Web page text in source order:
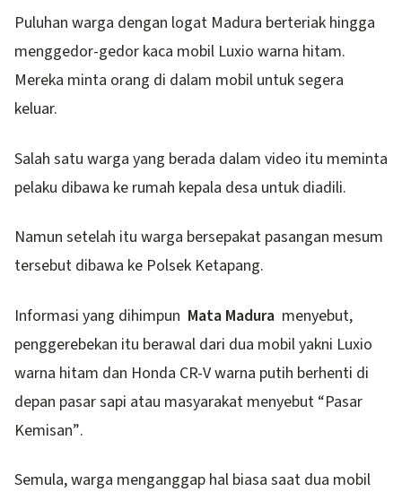
Puluhan warga dengan logat Madura berteriak hingga
menggedor-gedor kaca mobil Luxio warna hitam.
Mereka minta orang di dalam mobil untuk segera
keluar.
Salah satu warga yang berada dalam video itu meminta
pelaku dibawa ke rumah kepala desa untuk diadili.
Namun setelah itu warga bersepakat pasangan mesum
tersebut dibawa ke Polsek Ketapang.
Informasi yang dihimpun Mata Madura menyebut,
penggerebekan itu berawal dari dua mobil yakni Luxio
warna hitam dan Honda CR-V warna putih berhenti di
depan pasar sapi atau masyarakat menyebut “Pasar
Kemisan”.
Semula, warga menganggap hal biasa saat dua mobil